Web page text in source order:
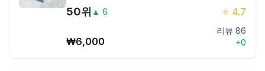
50위 ▲ 6 ⭐ 4.7
₩6,000
리뷰 86
+0